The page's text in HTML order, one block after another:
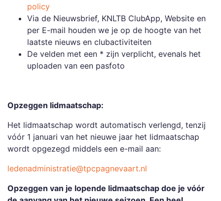
policy
Via de Nieuwsbrief, KNLTB ClubApp, Website en
per E-mail houden we je op de hoogte van het
laatste nieuws en clubactiviteiten
De velden met een * zijn verplicht, evenals het
uploaden van een pasfoto
Opzeggen lidmaatschap:
Het lidmaatschap wordt automatisch verlengd, tenzij
vóór 1 januari van het nieuwe jaar het lidmaatschap
wordt opgezegd middels een e-mail aan:
ledenadministratie@tpcpagnevaart.nl
Opzeggen van je lopende lidmaatschap doe je vóór